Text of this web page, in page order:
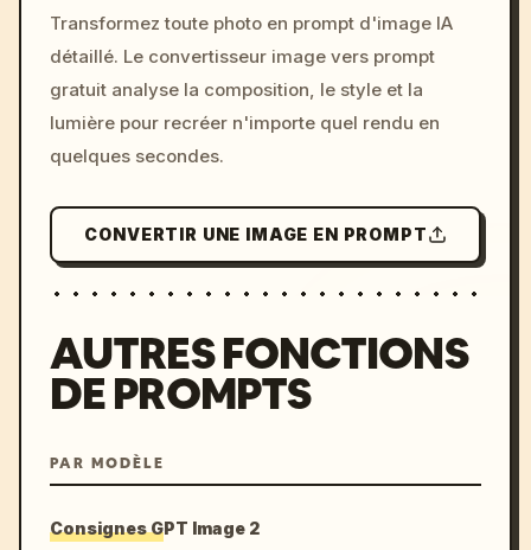
c, cyberpunk sunset, neon
colors, 8k --v 6.0
Transformez toute photo en prompt d'image IA
détaillé. Le convertisseur image vers prompt
gratuit analyse la composition, le style et la
lumière pour recréer n'importe quel rendu en
quelques secondes.
CONVERTIR UNE IMAGE EN PROMPT
AUTRES FONCTIONS
DE PROMPTS
PAR MODÈLE
Consignes GPT Image 2